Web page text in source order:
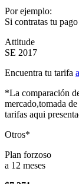
Por ejemplo:
Si contratas tu
Attitude
SE 2017
Encuentra tu tarifa
*La comparación
mercado,tomada
tarifas aqui
Otros*
Plan forzoso
a 12 meses